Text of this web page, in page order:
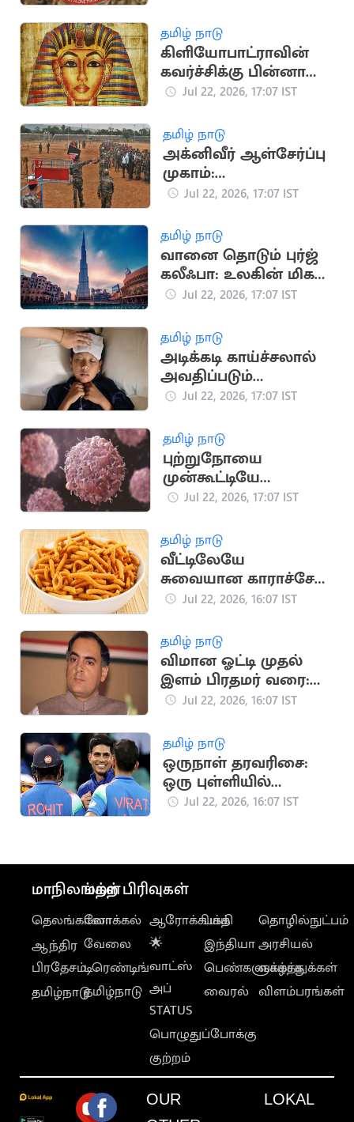
அறிக்கை
தமிழ் நாடு
கிளியோபாட்ராவின்
கவர்ச்சிக்கு பின்னால்
உள்ள சுவாரசியமான
Jul 22, 2026, 17:07 IST
தமிழ் நாடு
அக்னிவீர் ஆள்சேர்ப்பு
முகாம்:
விண்ணப்பதாரர்களுக்
முக்கிய அறிவுறுத்தல்
Jul 22, 2026, 17:07 IST
தமிழ் நாடு
வானை தொடும் புர்ஜ்
கலீஃபா: உலகின் மிக
உயரமான கட்டிடம்
Jul 22, 2026, 17:07 IST
தமிழ் நாடு
அடிக்கடி காய்ச்சலால்
அவதிப்படும்
குழந்தைகள்: முக்கிய
Jul 22, 2026, 17:07 IST
தமிழ் நாடு
புற்றுநோயை
முன்கூட்டியே
கண்டறிய உதவும்
Jul 22, 2026, 17:07 IST
தமிழ் நாடு
வீட்டிலேயே
சுவையான காராச்சேவு
தயாரிப்பது எப்படி?
Jul 22, 2026, 16:07 IST
தமிழ் நாடு
விமான ஓட்டி முதல்
இளம் பிரதமர் வரை:
ராஜீவ் காந்தி வரலாறு
Jul 22, 2026, 16:07 IST
தமிழ் நாடு
ஒருநாள் தரவரிசை:
ஒரு புள்ளியில்
முதலிடத்தை இழந்த
Jul 22, 2026, 16:07 IST
மாநிலங்கள்
தெலங்கானா
ஆந்திர
பிரதேசம்
தமிழ்நாடு
மற்ற பிரிவுகள்
லோக்கல்
வேலை
டிரெண்டிங்
தமிழ்நாடு
ஆரோக்கியம்
🌟
வாட்ஸ்
அப்
STATUS
பொழுதுப்போக்கு
குற்றம்
பக்தி
இந்தியா
பெண்களுக்காக
வைரல்
தொழில்நுட்பம்
அரசியல்
வாழ்த்துக்கள்
விளம்பரங்கள்
OUR
LOKAL